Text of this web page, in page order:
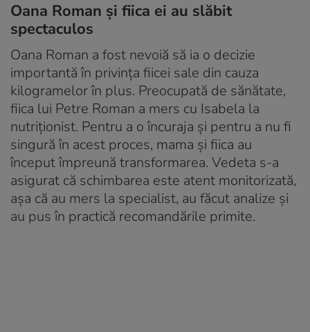
Oana Roman și fiica ei au slăbit
spectaculos
Oana Roman a fost nevoiă să ia o decizie
importantă în privința fiicei sale din cauza
kilogramelor în plus. Preocupată de sănătate,
fiica lui Petre Roman a mers cu Isabela la
nutriționist. Pentru a o încuraja și pentru a nu fi
singură în acest proces, mama și fiica au
început împreună transformarea. Vedeta s-a
asigurat că schimbarea este atent monitorizată,
așa că au mers la specialist, au făcut analize și
au pus în practică recomandările primite.